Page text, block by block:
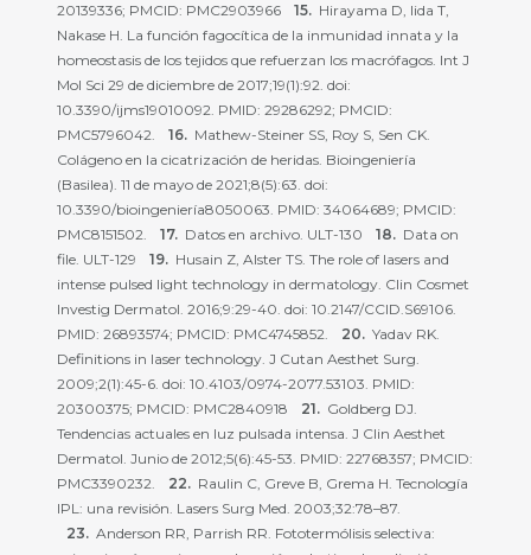
20139336; PMCID: PMC2903966
Hirayama D, Iida T,
Nakase H. La función fagocítica de la inmunidad innata y la
homeostasis de los tejidos que refuerzan los macrófagos. Int J
Mol Sci 29 de diciembre de 2017;19(1):92. doi:
10.3390/ijms19010092. PMID: 29286292; PMCID:
PMC5796042.
Mathew-Steiner SS, Roy S, Sen CK.
Colágeno en la cicatrización de heridas. Bioingeniería
(Basilea). 11 de mayo de 2021;8(5):63. doi:
10.3390/bioingeniería8050063. PMID: 34064689; PMCID:
PMC8151502.
Datos en archivo. ULT-130
Data on
file. ULT-129
Husain Z, Alster TS. The role of lasers and
intense pulsed light technology in dermatology. Clin Cosmet
Investig Dermatol. 2016;9:29-40. doi: 10.2147/CCID.S69106.
PMID: 26893574; PMCID: PMC4745852.
Yadav RK.
Definitions in laser technology. J Cutan Aesthet Surg.
2009;2(1):45-6. doi: 10.4103/0974-2077.53103. PMID:
20300375; PMCID: PMC2840918
Goldberg DJ.
Tendencias actuales en luz pulsada intensa. J Clin Aesthet
Dermatol. Junio ​​de 2012;5(6):45-53. PMID: 22768357; PMCID:
PMC3390232.
Raulin C, Greve B, Grema H. ​​Tecnología
IPL: una revisión. Lasers Surg Med. 2003;32:78–87.
Anderson RR, Parrish RR. Fototermólisis selectiva: